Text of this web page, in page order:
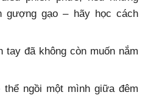
gượng gạo – hãy học cách
đã không còn muốn nắm
ngồi một mình giữa đêm